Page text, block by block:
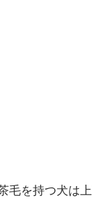
毛を持つ犬は